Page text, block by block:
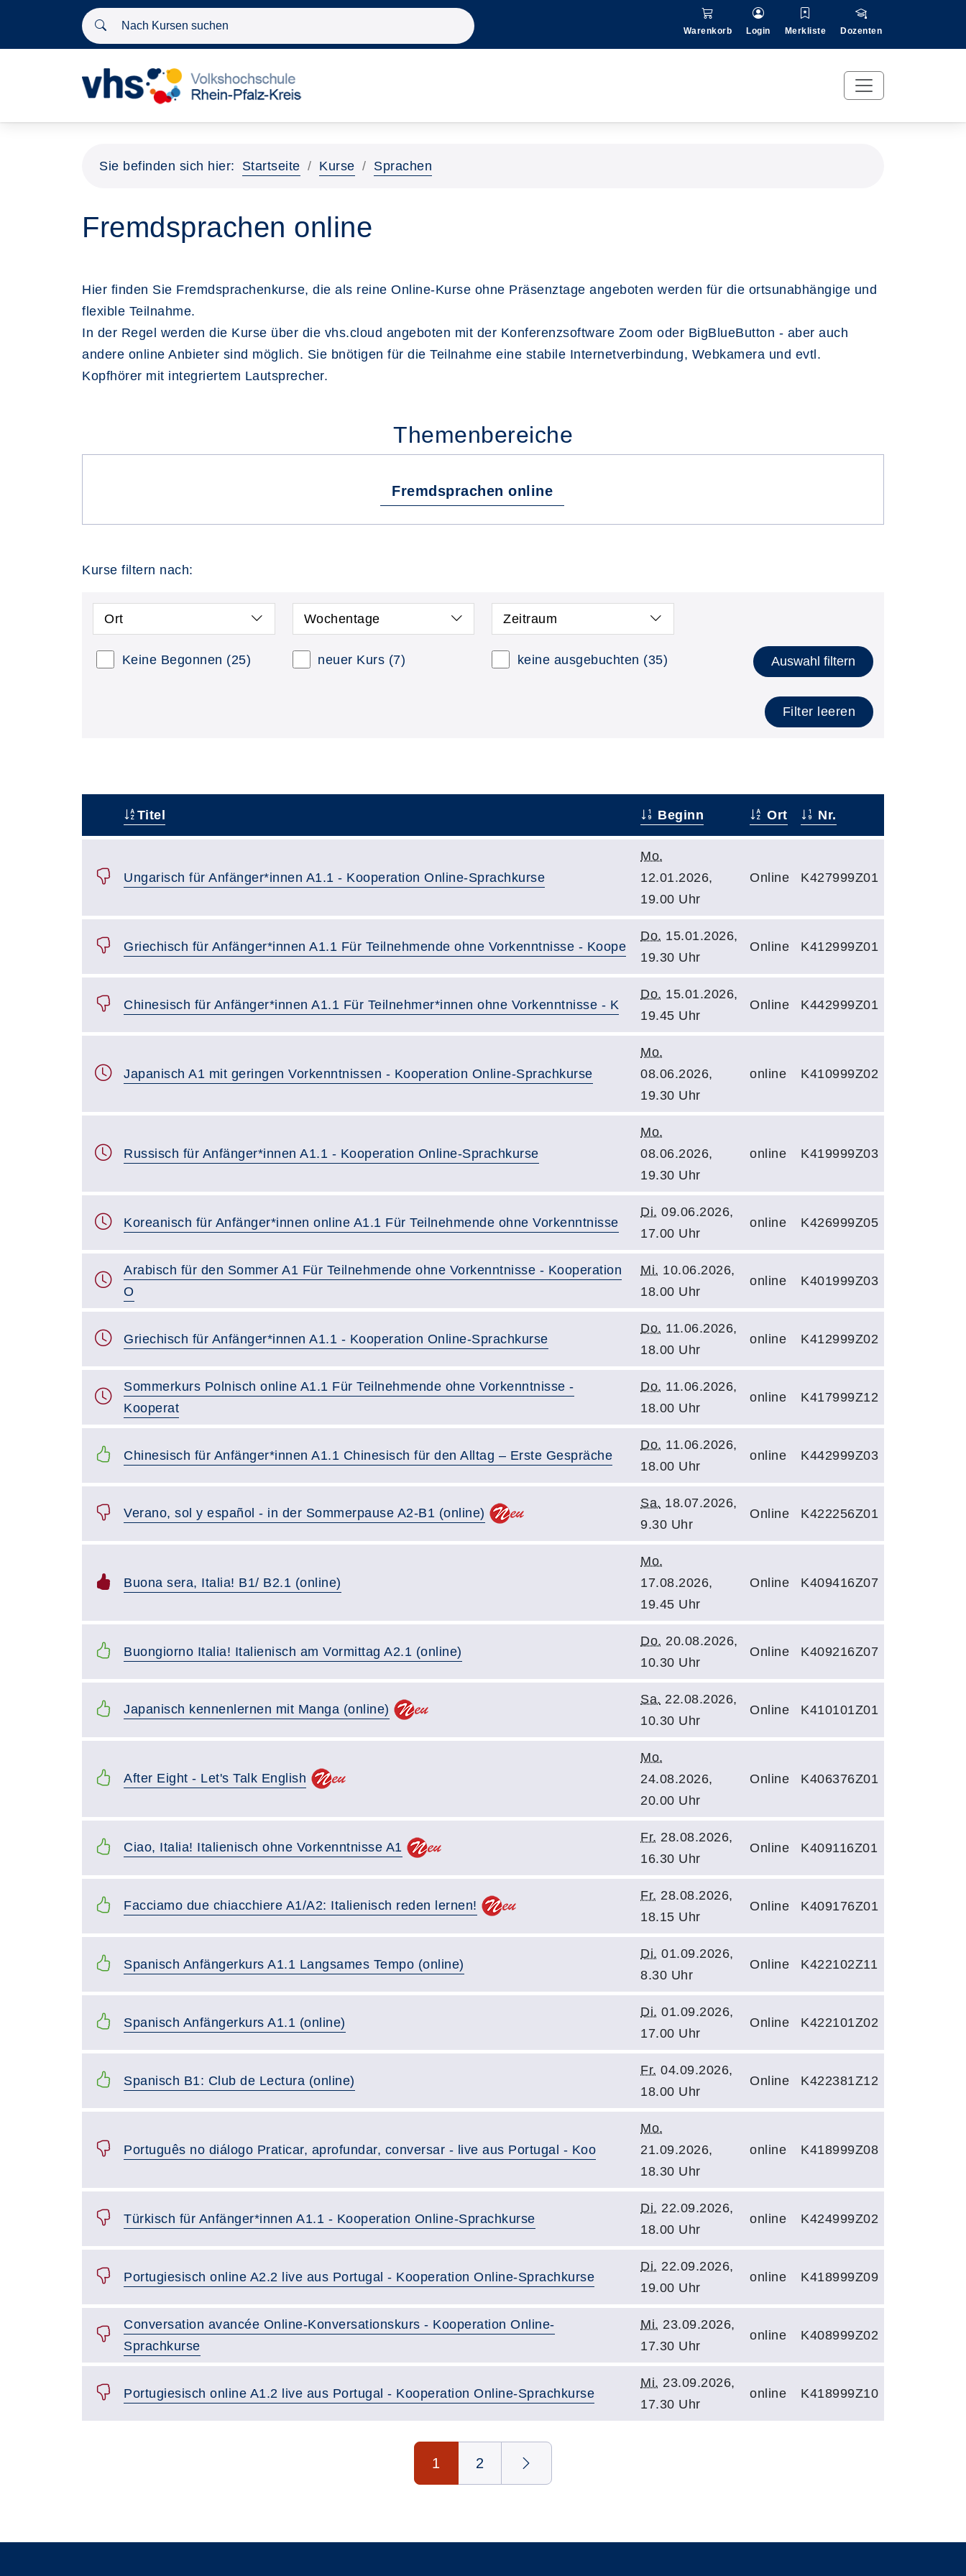
Nach Kursen suchen
Warenkorb Login Merkliste Dozenten
Sie befinden sich hier: Startseite Kurse Sprachen
Fremdsprachen online
Hier finden Sie Fremdsprachenkurse, die als reine Online-Kurse ohne Präsenztage angeboten werden für die ortsunabhängige und
flexible Teilnahme.
In der Regel werden die Kurse über die vhs.cloud angeboten mit der Konferenzsoftware Zoom oder BigBlueButton - aber auch
andere online Anbieter sind möglich. Sie bnötigen für die Teilnahme eine stabile Internetverbindung, Webkamera und evtl.
Kopfhörer mit integriertem Lautsprecher.
Themenbereiche
Fremdsprachen online
Kurse filtern nach:
Ort Wochentage Zeitraum
Keine Begonnen (25) neuer Kurs (7) keine ausgebuchten (35) Auswahl filtern
Filter leeren
Titel Beginn Ort Nr.
Ungarisch für Anfänger*innen A1.1 - Kooperation Online-Sprachkurse
Mo.
12.01.2026,
19.00 Uhr
Online K427999Z01
Griechisch für Anfänger*innen A1.1 Für Teilnehmende ohne Vorkenntnisse - Koope
Do. 15.01.2026,
19.30 Uhr
Online K412999Z01
Chinesisch für Anfänger*innen A1.1 Für Teilnehmer*innen ohne Vorkenntnisse - K
Do. 15.01.2026,
19.45 Uhr
Online K442999Z01
Japanisch A1 mit geringen Vorkenntnissen - Kooperation Online-Sprachkurse
Mo.
08.06.2026,
19.30 Uhr
online K410999Z02
Russisch für Anfänger*innen A1.1 - Kooperation Online-Sprachkurse
Mo.
08.06.2026,
19.30 Uhr
online K419999Z03
Koreanisch für Anfänger*innen online A1.1 Für Teilnehmende ohne Vorkenntnisse
Di. 09.06.2026,
17.00 Uhr
online K426999Z05
Arabisch für den Sommer A1 Für Teilnehmende ohne Vorkenntnisse - Kooperation
O
Mi. 10.06.2026,
18.00 Uhr
online K401999Z03
Griechisch für Anfänger*innen A1.1 - Kooperation Online-Sprachkurse
Do. 11.06.2026,
18.00 Uhr
online K412999Z02
Sommerkurs Polnisch online A1.1 Für Teilnehmende ohne Vorkenntnisse -
Kooperat
Do. 11.06.2026,
18.00 Uhr
online K417999Z12
Chinesisch für Anfänger*innen A1.1 Chinesisch für den Alltag – Erste Gespräche
Do. 11.06.2026,
18.00 Uhr
online K442999Z03
Verano, sol y español - in der Sommerpause A2-B1 (online)
Sa. 18.07.2026,
9.30 Uhr
Online K422256Z01
Buona sera, Italia! B1/ B2.1 (online)
Mo.
17.08.2026,
19.45 Uhr
Online K409416Z07
Buongiorno Italia! Italienisch am Vormittag A2.1 (online)
Do. 20.08.2026,
10.30 Uhr
Online K409216Z07
Japanisch kennenlernen mit Manga (online)
Sa. 22.08.2026,
10.30 Uhr
Online K410101Z01
After Eight - Let's Talk English
Mo.
24.08.2026,
20.00 Uhr
Online K406376Z01
Ciao, Italia! Italienisch ohne Vorkenntnisse A1
Fr. 28.08.2026,
16.30 Uhr
Online K409116Z01
Facciamo due chiacchiere A1/A2: Italienisch reden lernen!
Fr. 28.08.2026,
18.15 Uhr
Online K409176Z01
Spanisch Anfängerkurs A1.1 Langsames Tempo (online)
Di. 01.09.2026,
8.30 Uhr
Online K422102Z11
Spanisch Anfängerkurs A1.1 (online)
Di. 01.09.2026,
17.00 Uhr
Online K422101Z02
Spanisch B1: Club de Lectura (online)
Fr. 04.09.2026,
18.00 Uhr
Online K422381Z12
Português no diálogo Praticar, aprofundar, conversar - live aus Portugal - Koo
Mo.
21.09.2026,
18.30 Uhr
online K418999Z08
Türkisch für Anfänger*innen A1.1 - Kooperation Online-Sprachkurse
Di. 22.09.2026,
18.00 Uhr
online K424999Z02
Portugiesisch online A2.2 live aus Portugal - Kooperation Online-Sprachkurse
Di. 22.09.2026,
19.00 Uhr
online K418999Z09
Conversation avancée Online-Konversationskurs - Kooperation Online-
Sprachkurse
Mi. 23.09.2026,
17.30 Uhr
online K408999Z02
Portugiesisch online A1.2 live aus Portugal - Kooperation Online-Sprachkurse
Mi. 23.09.2026,
17.30 Uhr
online K418999Z10
1 2